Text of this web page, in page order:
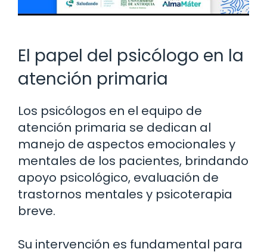
El papel del psicólogo en la
atención primaria
Los psicólogos en el equipo de
atención primaria se dedican al
manejo de aspectos emocionales y
mentales de los pacientes, brindando
apoyo psicológico, evaluación de
trastornos mentales y psicoterapia
breve.
Su intervención es fundamental para